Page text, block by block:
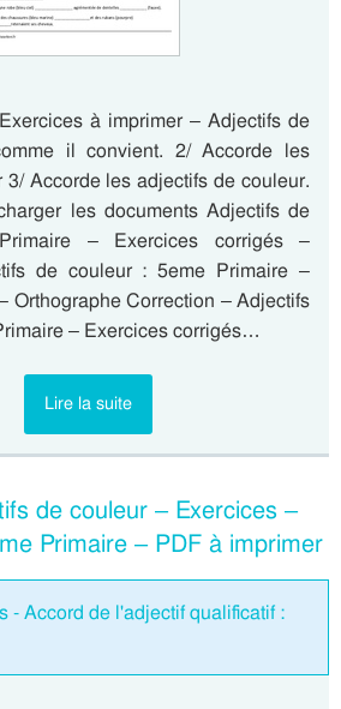
à imprimer – Adjectifs de
il convient. 2/ Accorde les
Accorde les adjectifs de couleur.
les documents Adjectifs de
– Exercices corrigés –
de couleur : 5eme Primaire –
Orthographe Correction – Adjectifs
– Exercices corrigés…
Lire la suite
de couleur – Exercices –
Primaire – PDF à imprimer
- Accord de l'adjectif qualificatif :